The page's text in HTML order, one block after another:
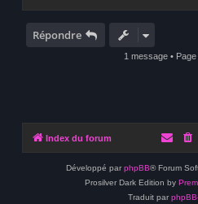
Répondre
1 message • Page
Index du forum
Développé par phpBB® Forum
Prosilver Dark Edition by
Traduit par